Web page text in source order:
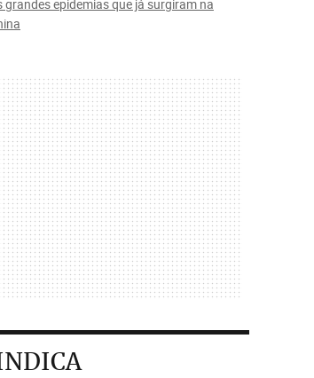
grandes epidemias que já surgiram na